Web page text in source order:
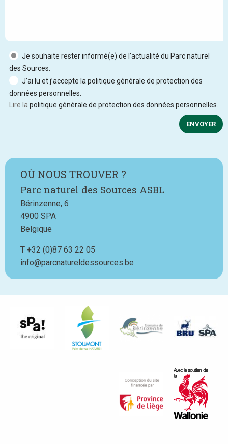
Je souhaite rester informé(e) de l’actualité du Parc naturel
des Sources.
J’ai lu et j’accepte la politique générale de protection des
données personnelles.
Lire la politique générale de protection des données personnelles
ENVOYER
OÙ NOUS TROUVER ?
Parc naturel des Sources ASBL
Bérinzenne, 6
4900 SPA
Belgique
T Téléphone
+32 (0)87 63 22 05
info@parcnatureldessources.be